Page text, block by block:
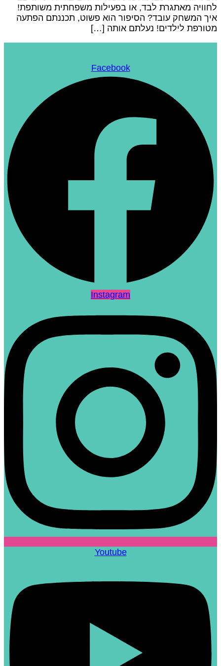
מאתגרת לבד, או בפעילות משפחתית משותפת!
המשחק עובד? הסיפור הוא פשוט, תכננתם הפתעה
לילדים! נעלתם אותה […]
Facebook
Instagram
Youtube